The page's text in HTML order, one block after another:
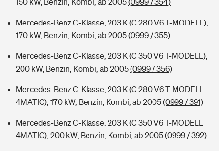
150 kW, Benzin, Kombi, ab 2005(0999 / 354)
Mercedes-Benz C-Klasse, 203 K (C 280 V6 T-MODELL),
170 kW, Benzin, Kombi, ab 2005(0999 / 355)
Mercedes-Benz C-Klasse, 203 K (C 350 V6 T-MODELL),
200 kW, Benzin, Kombi, ab 2005(0999 / 356)
Mercedes-Benz C-Klasse, 203 K (C 280 V6 T-MODELL
4MATIC), 170 kW, Benzin, Kombi, ab 2005(0999 / 391)
Mercedes-Benz C-Klasse, 203 K (C 350 V6 T-MODELL
4MATIC), 200 kW, Benzin, Kombi, ab 2005(0999 / 392)